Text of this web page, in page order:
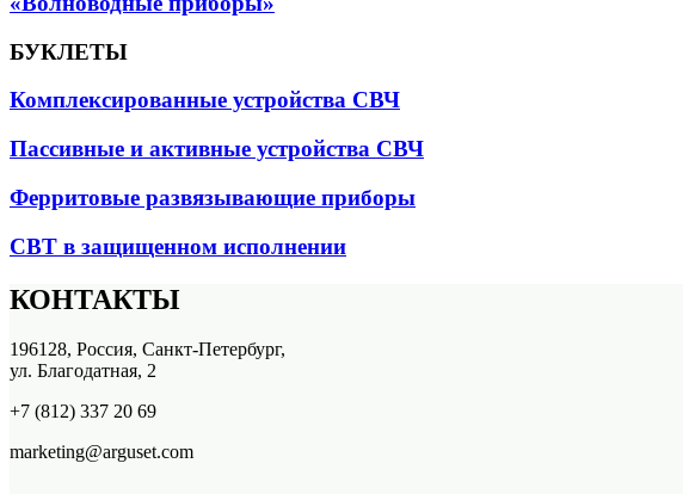
БУКЛЕТЫ
Комплексированные устройства СВЧ
Пассивные и активные устройства СВЧ
Ферритовые развязывающие приборы
СВТ в защищенном исполнении
КОНТАКТЫ
196128, Россия, Санкт-Петербург,
ул. Благодатная, 2
+7 (812) 337 20 69
marketing@arguset.com